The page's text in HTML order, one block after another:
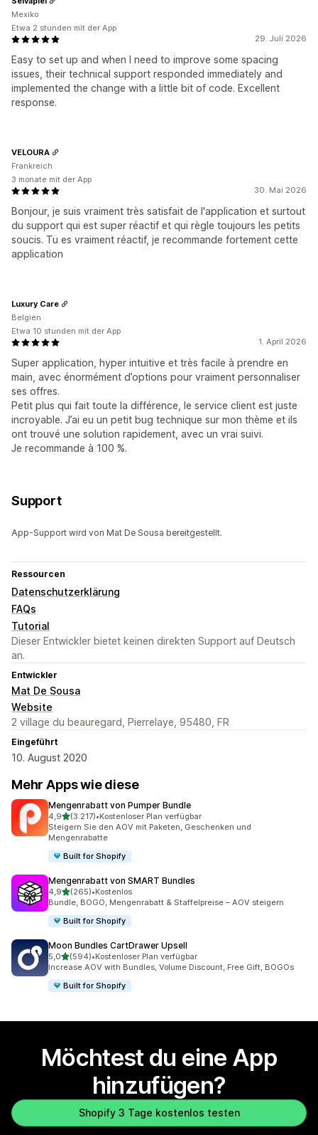
29. Juli 2026
Easy to set up and when I need to improve some spacing
issues, their technical support responded immediately and
implemented the change with a little bit of code. Excellent
response.
Mexiko
Etwa 2 stunden mit der App
30. Mai 2026
Bonjour, je suis vraiment très satisfait de l'application et surtout
du support qui est super réactif et qui règle toujours les petits
soucis. Tu es vraiment réactif, je recommande fortement cette
application
VELOURA
Frankreich
3 monate mit der App
1. April 2026
Super application, hyper intuitive et très facile à prendre en
main, avec énormément d’options pour vraiment personnaliser
ses offres.
Petit plus qui fait toute la différence, le service client est juste
incroyable. J’ai eu un petit bug technique sur mon thème et ils
ont trouvé une solution rapidement, avec un vrai suivi.
Je recommande à 100 %.
Luxury Care
Belgien
Etwa 10 stunden mit der App
Support
App-Support wird von Mat De Sousa bereitgestellt.
Ressourcen
Datenschutzerklärung
FAQs
Tutorial
Dieser Entwickler bietet keinen direkten Support auf Deutsch
an.
Entwickler
Mat De Sousa
Website
2 village du beauregard, Pierrelaye, 95480, FR
Eingeführt
10. August 2020
Mehr Apps wie diese
Mengenrabatt von Pumper Bundle
4,9von 5 Sternen
(3.217)
3217 Rezensionen insgesamt
•Kostenloser Plan verfügbar
Steigern Sie den AOV mit Paketen, Geschenken und
Mengenrabatte
Built for Shopify
Mengenrabatt von SMART Bundles
4,9von 5 Sternen
(265)
265 Rezensionen insgesamt
•Kostenlos
Bundle, BOGO, Mengenrabatt & Staffelpreise – AOV steigern
Built for Shopify
Moon Bundles CartDrawer Upsell
5,0von 5 Sternen
(594)
594 Rezensionen insgesamt
•Kostenloser Plan verfügbar
Increase AOV with Bundles, Volume Discount, Free Gift, BOGOs
Built for Shopify
Möchtest du eine App
hinzufügen?
Shopify 3 Tage kostenlos testen